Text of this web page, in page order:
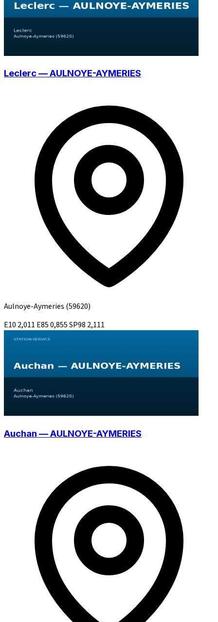
Leclerc — AULNOYE-AYMERIES
Aulnoye-Aymeries (59620)
E10 2,011 E850,855SP98 2,111
Auchan — AULNOYE-AYMERIES